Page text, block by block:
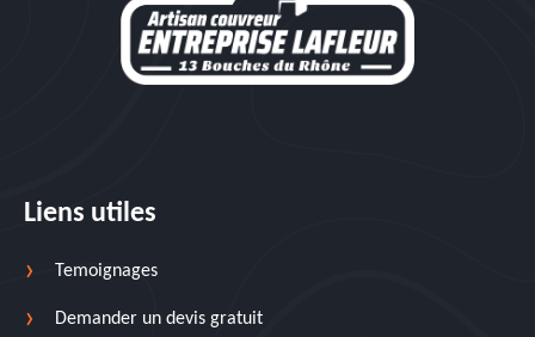
Liens utiles
Temoignages
Demander un devis gratuit